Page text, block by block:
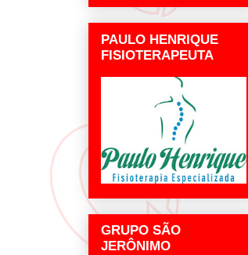
PAULO HENRIQUE
FISIOTERAPEUTA
GRUPO SÃO
JERÔNIMO